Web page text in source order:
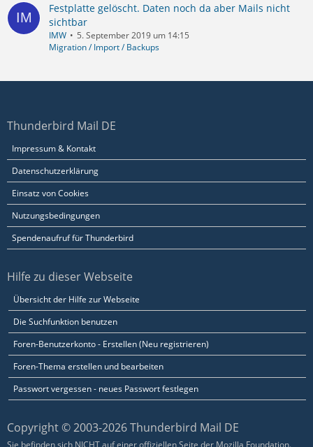
Festplatte gelöscht. Daten noch da aber Mails nicht
sichtbar
IMW
5. September 2019 um 14:15
Migration / Import / Backups
Thunderbird Mail DE
Impressum & Kontakt
Datenschutzerklärung
Einsatz von Cookies
Nutzungsbedingungen
Spendenaufruf für Thunderbird
Hilfe zu dieser Webseite
Übersicht der Hilfe zur Webseite
Die Suchfunktion benutzen
Foren-Benutzerkonto - Erstellen (Neu registrieren)
Foren-Thema erstellen und bearbeiten
Passwort vergessen - neues Passwort festlegen
Copyright © 2003-2026 Thunderbird Mail DE
Sie befinden sich NICHT auf einer offiziellen Seite der Mozilla Foundation.